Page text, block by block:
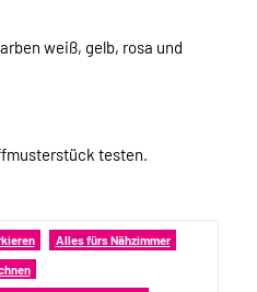
weiß, gelb, rosa und
testen.
Alles fürs Nähzimmer